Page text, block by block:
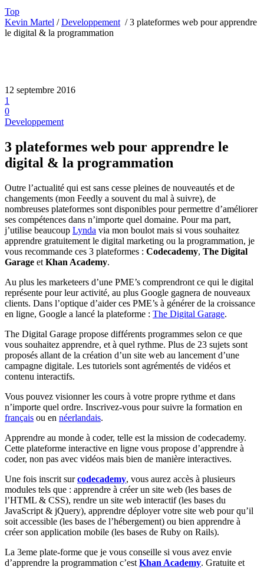
Top
Kevin Martel /Developpement /3 plateformes web pour apprendre
le digital & la programmation
12 septembre 2016
1
0
Developpement
3 plateformes web pour apprendre le
digital & la programmation
Outre l’actualité qui est sans cesse pleines de nouveautés et de
changements (mon Feedly a souvent du mal à suivre), de
nombreuses plateformes sont disponibles pour permettre d’améliorer
ses compétences dans n’importe quel domaine. Pour ma part,
j’utilise beaucoup Lynda via mon boulot mais si vous souhaitez
apprendre gratuitement le digital marketing ou la programmation, je
vous recommande ces 3 plateformes : Codecademy, The Digital
Garage et Khan Academy.
Au plus les marketeers d’une PME’s comprendront ce qui le digital
représente pour leur activité, au plus Google gagnera de nouveaux
clients. Dans l’optique d’aider ces PME’s à générer de la croissance
en ligne, Google a lancé la plateforme : The Digital Garage.
The Digital Garage propose différents programmes selon ce que
vous souhaitez apprendre, et à quel rythme. Plus de 23 sujets sont
proposés allant de la création d’un site web au lancement d’une
campagne digitale. Les tutoriels sont agrémentés de vidéos et
contenu interactifs.
Vous pouvez visionner les cours à votre propre rythme et dans
n’importe quel ordre. Inscrivez-vous pour suivre la formation en
français ou en néerlandais.
Apprendre au monde à coder, telle est la mission de codecademy.
Cette plateforme interactive en ligne vous propose d’apprendre à
coder, non pas avec vidéos mais bien de manière interactives.
Une fois inscrit surcodecademy, vous aurez accès à plusieurs
modules tels que : apprendre à créer un site web (les bases de
l’HTML & CSS), rendre un site web interactif (les bases du
JavaScript & jQuery), apprendre déployer votre site web pour qu’il
soit accessible (les bases de l’hébergement) ou bien apprendre à
créer son application mobile (les bases de Ruby on Rails).
La 3eme plate-forme que je vous conseille si vous avez envie
d’apprendre la programmation c’est Khan Academy. Gratuite et